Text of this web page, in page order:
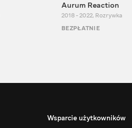
Aurum Reaction
2018 - 2022, Rozrywka
BEZPŁATNIE
Wsparcie użytkowników